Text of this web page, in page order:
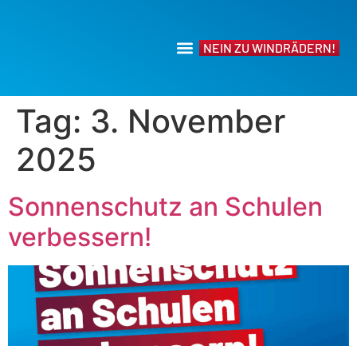
NEIN ZU WINDRÄDERN!
Tag: 3. November
2025
Sonnenschutz an Schulen
verbessern!